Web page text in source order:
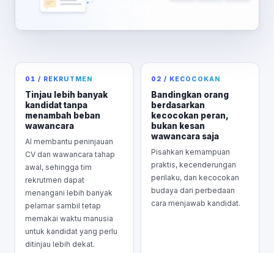
01 / REKRUTMEN
Tinjau lebih banyak
kandidat tanpa
menambah beban
wawancara
AI membantu peninjauan
CV dan wawancara tahap
awal, sehingga tim
rekrutmen dapat
menangani lebih banyak
pelamar sambil tetap
memakai waktu manusia
untuk kandidat yang perlu
ditinjau lebih dekat.
02 / KECOCOKAN
Bandingkan orang
berdasarkan
kecocokan peran,
bukan kesan
wawancara saja
Pisahkan kemampuan
praktis, kecenderungan
perilaku, dan kecocokan
budaya dari perbedaan
cara menjawab kandidat.